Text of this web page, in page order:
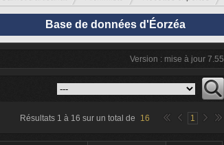
Base de données d'Éorzéa
Version : mise à jour 7.55
Résultats 1 à 16 sur un total de 16 1